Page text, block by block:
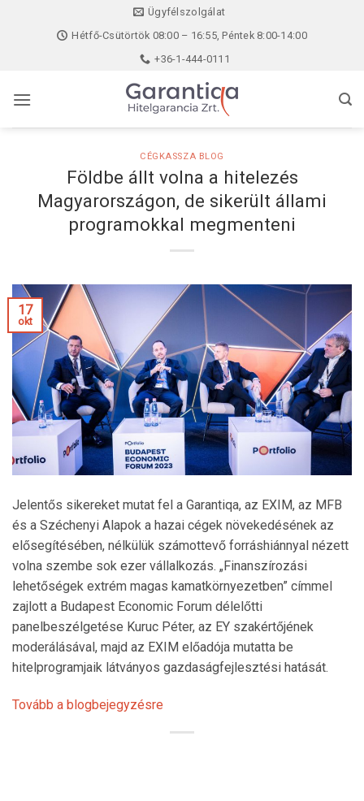
Ügyfélszolgálat
Hétfő-Csütörtök 08:00 – 16:55, Péntek 8:00-14:00
+36-1-444-0111
CÉGKASSZA BLOG
Földbe állt volna a hitelezés
Magyarországon, de sikerült állami
programokkal megmenteni
17
okt
Jelentős sikereket mutat fel a Garantiqa, az EXIM, az MFB
és a Széchenyi Alapok a hazai cégek növekedésének az
elősegítésében, nélkülük számottevő forráshiánnyal nézett
volna szembe sok ezer vállalkozás. „Finanszírozási
lehetőségek extrém magas kamatkörnyezetben” címmel
zajlott a Budapest Economic Forum délelőtti
panelbeszélgetése Kuruc Péter, az EY szakértőjének
moderálásával, majd az EXIM előadója mutatta be
hitelprogramjaik látványos gazdaságfejlesztési hatását.
Tovább a blogbejegyzésre